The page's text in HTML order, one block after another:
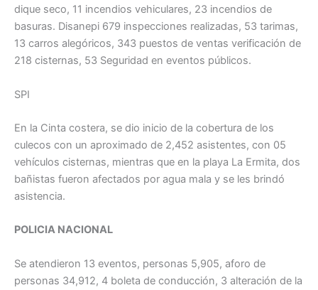
dique seco, 11 incendios vehiculares, 23 incendios de
basuras. Disanepi 679 inspecciones realizadas, 53 tarimas,
13 carros alegóricos, 343 puestos de ventas verificación de
218 cisternas, 53 Seguridad en eventos públicos.
SPI
En la Cinta costera, se dio inicio de la cobertura de los
culecos con un aproximado de 2,452 asistentes, con 05
vehículos cisternas, mientras que en la playa La Ermita, dos
bañistas fueron afectados por agua mala y se les brindó
asistencia.
POLICIA NACIONAL
Se atendieron 13 eventos, personas 5,905, aforo de
personas 34,912, 4 boleta de conducción, 3 alteración de la